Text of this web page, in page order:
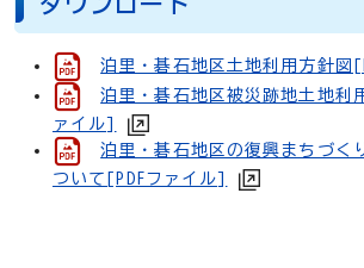
泊里・碁石地区土地利用方針図
泊里・碁石地区被災跡地土地利
ァイル]
泊里・碁石地区の復興まちづく
ついて[PDFファイル]